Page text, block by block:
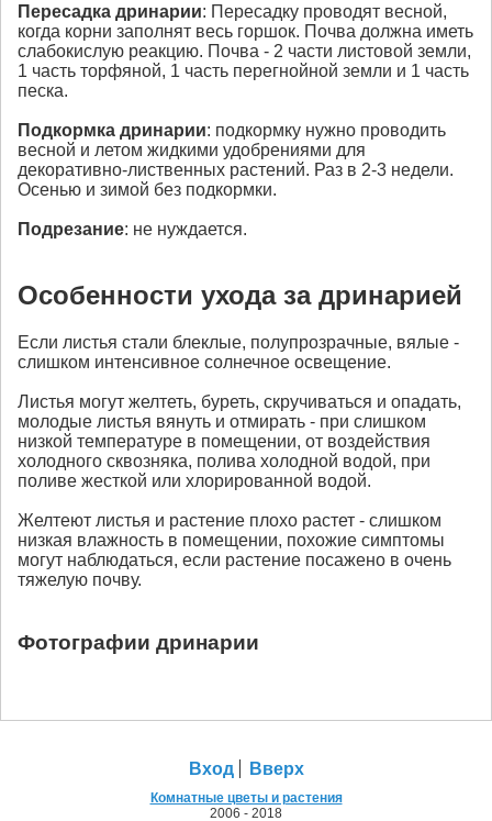
Пересадка дринарии: Пересадку проводят весной,
когда корни заполнят весь горшок. Почва должна иметь
слабокислую реакцию. Почва - 2 части листовой земли,
1 часть торфяной, 1 часть перегнойной земли и 1 часть
песка.
Подкормка дринарии: подкормку нужно проводить
весной и летом жидкими удобрениями для
декоративно-лиственных растений. Раз в 2-3 недели.
Осенью и зимой без подкормки.
Подрезание: не нуждается.
Особенности ухода за дринарией
Если листья стали блеклые, полупрозрачные, вялые -
слишком интенсивное солнечное освещение.
Листья могут желтеть, буреть, скручиваться и опадать,
молодые листья вянуть и отмирать - при слишком
низкой температуре в помещении, от воздействия
холодного сквозняка, полива холодной водой, при
поливе жесткой или хлорированной водой.
Желтеют листья и растение плохо растет - слишком
низкая влажность в помещении, похожие симптомы
могут наблюдаться, если растение посажено в очень
тяжелую почву.
Фотографии дринарии
Вход Вверх
Комнатные цветы и растения
2006 - 2018